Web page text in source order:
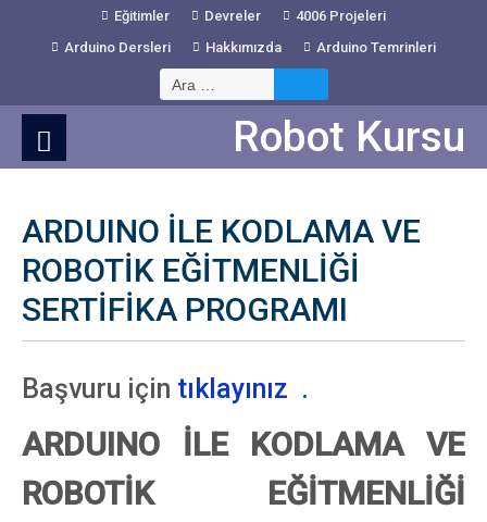
Eğitimler Devreler
4006 Projeleri
Arduino Dersleri
Hakkımızda Arduino Temrinleri
Arama:
Robot Kursu
ARDUINO İLE KODLAMA VE
ROBOTİK EĞİTMENLİĞİ
SERTİFİKA PROGRAMI
Başvuru için tıklayınız .
ARDUINO İLE KODLAMA VE
ROBOTİK EĞİTMENLİĞİ